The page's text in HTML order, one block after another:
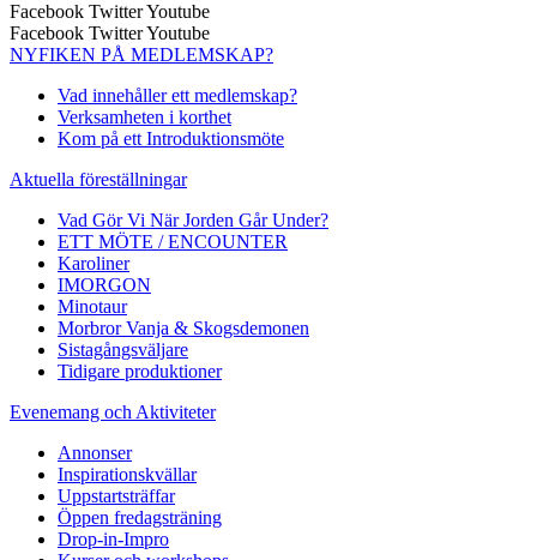
Facebook TwitterYoutube
Facebook TwitterYoutube
NYFIKEN PÅ MEDLEMSKAP?
Vad innehåller ett medlemskap?
Verksamheten i korthet
Kom på ett Introduktionsmöte
Aktuella föreställningar
Vad Gör Vi När Jorden Går Under?
ETT MÖTE / ENCOUNTER
Karoliner
IMORGON
Minotaur
Morbror Vanja & Skogsdemonen
Sistagångsväljare
Tidigare produktioner
Evenemang och Aktiviteter
Annonser
Inspirationskvällar
Uppstartsträffar
Öppen fredagsträning
Drop-in-Impro